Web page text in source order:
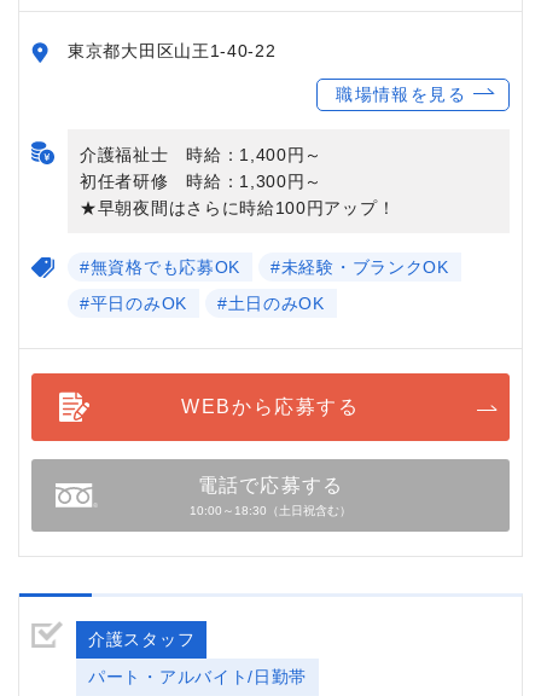
東京都大田区山王1-40-22
職場情報を見る
介護福祉士 時給：1,400円～
初任者研修 時給：1,300円～
★早朝夜間はさらに時給100円アップ！
#無資格でも応募OK
#未経験・ブランクOK
#平日のみOK
#土日のみOK
WEBから応募する
電話で応募する
10:00～18:30（土日祝含む）
介護スタッフ
パート・アルバイト/日勤帯